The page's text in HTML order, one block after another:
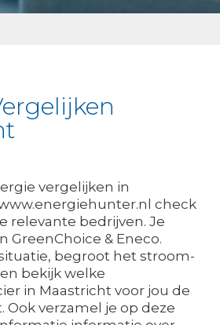
vergelijken in
check
relevante bedrijven. Je
GreenChoice & Eneco.
begroot het stroom-
bekijk welke
in Maastricht voor jou de
Ook verzamel je op deze